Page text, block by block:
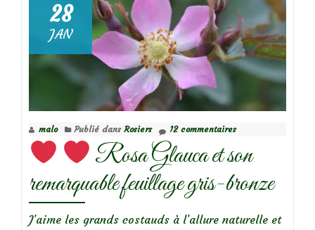
28
JAN
malo Publié dans Rosiers 12 commentaires
Rosa Glauca et son
remarquable feuillage gris-bronze
J’aime les grands costauds à l’allure naturelle et